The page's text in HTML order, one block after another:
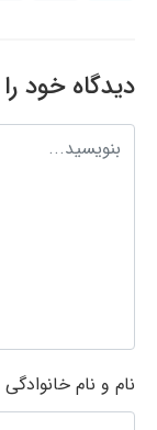
دیدگاه خود را
نام و نام خانوادگی